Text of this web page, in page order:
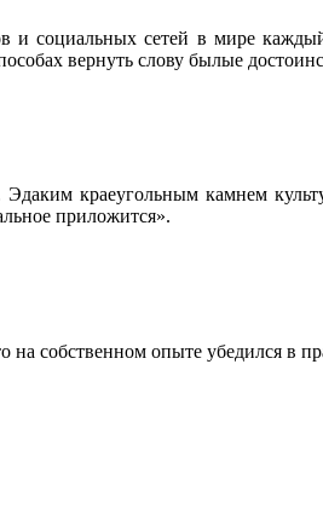
и социальных сетей в мире
вернуть слову былые
краеугольным камнем
приложится».
на собственном опыте